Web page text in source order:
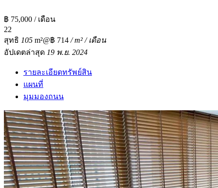
฿ 75,000 / เดือน
22
สุทธิ 105 m²@฿ 714 / m² / เดือน
อัปเดตล่าสุด 19 พ.ย. 2024
รายละเอียดทรัพย์สิน
แผนที่
มุมมองถนน